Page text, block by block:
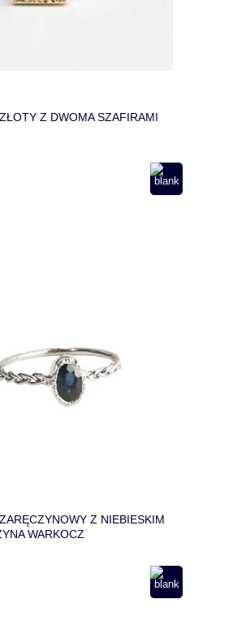
Z DWOMA SZAFIRAMI
Z NIEBIESKIM
WARKOCZ